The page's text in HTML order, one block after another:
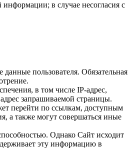
в случае несогласия с
пользователя. Обязательная
в том числе IP-адрес,
запрашиваемой страницы.
перейти по ссылкам, доступным
а также могут совершаться иные
Однако Сайт исходит
эту информацию в